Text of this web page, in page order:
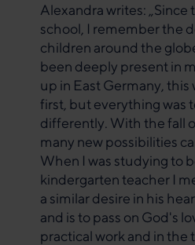
Alexandra writes: „Since
school, I remember the
children around the
been deeply present in
up in East Germany, this
first, but everything was
differently. With the fall
many new possibilities
When I was studying to
kindergarten teacher I
a similar desire in his
and is to pass on God's
practical work and in the